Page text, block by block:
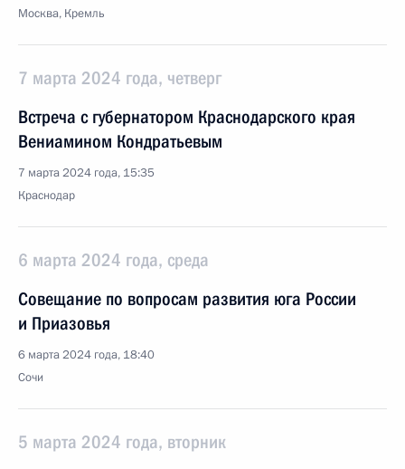
Москва, Кремль
7 марта 2024 года, четверг
Встреча с губернатором Краснодарского края
Вениамином Кондратьевым
7 марта 2024 года, 15:35
Краснодар
6 марта 2024 года, среда
Совещание по вопросам развития юга России
и Приазовья
6 марта 2024 года, 18:40
Сочи
5 марта 2024 года, вторник